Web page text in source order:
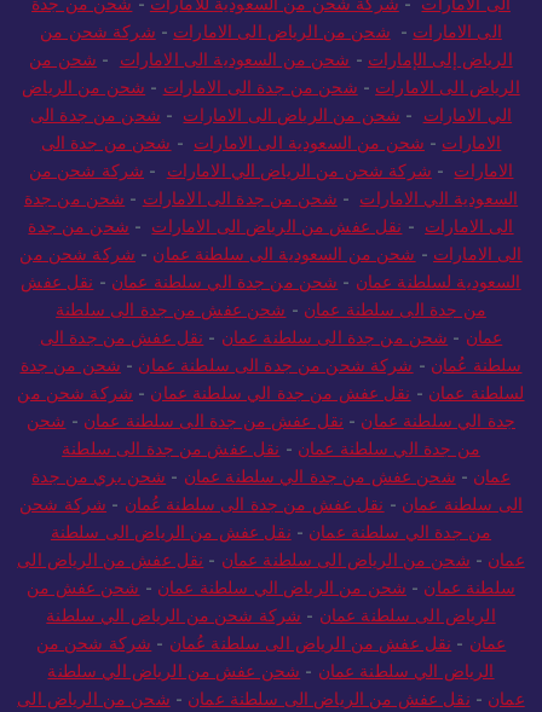
الى الامارات - شركة شحن من السعودية للامارات - شحن من جدة
الى الامارات - شحن من الرياض الى الامارات - شركة شحن من
الرياض إلى الإمارات - شحن من السعودية الى الامارات - شحن من
الرياض الى الامارات - شحن من جدة الى الامارات - شحن من الرياض
الي الامارات - شحن من الرياض الى الامارات - شحن من جدة الى
الامارات - شحن من السعودية الى الامارات - شحن من جدة الى
الامارات - شركة شحن من الرياض الي الامارات - شركة شحن من
السعودية الي الامارات - شحن من جدة الى الامارات - شحن من جدة
الى الامارات - نقل عفش من الرياض الى الامارات - شحن من جدة
الى الامارات - شحن من السعودية الى سلطنة عمان - شركة شحن من
السعودية لسلطنة عمان - شحن من جدة الي سلطنة عمان - نقل عفش
من جدة الى سلطنة عمان - شحن عفش من جدة الى سلطنة
عمان - شحن من جدة الى سلطنة عمان - نقل عفش من جدة الى
سلطنة عُمان - شركة شحن من جدة الى سلطنة عمان - شحن من جدة
لسلطنة عمان - نقل عفش من جدة الي سلطنة عمان - شركة شحن من
جدة الي سلطنة عمان - نقل عفش من جدة الى سلطنة عمان - شحن
من جدة الي سلطنة عمان - نقل عفش من جدة الى سلطنة
عمان - شحن عفش من جدة الي سلطنة عمان - شحن بري من جدة
الى سلطنة عمان - نقل عفش من جدة الى سلطنة عُمان - شركة شحن
من جدة الي سلطنة عمان - نقل عفش من الرياض الى سلطنة
عمان - شحن من الرياض الى سلطنة عمان - نقل عفش من الرياض الى
سلطنة عمان - شحن من الرياض الي سلطنة عمان - شحن عفش من
الرياض الى سلطنة عمان - شركة شحن من الرياض الي سلطنة
عمان - نقل عفش من الرياض الى سلطنة عُمان - شركة شحن من
الرياض الي سلطنة عمان - شحن عفش من الرياض الي سلطنة
عمان - نقل عفش من الرياض الى سلطنة عمان - شحن من الرياض الى